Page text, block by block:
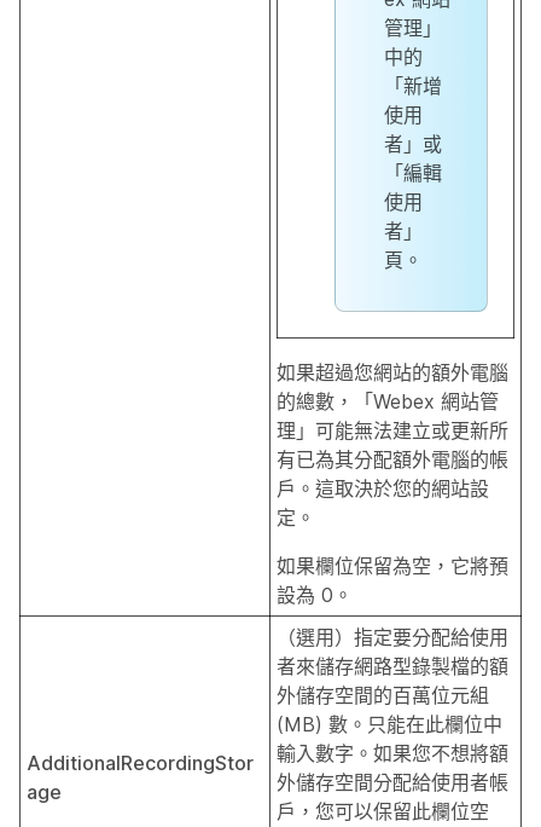
管理」
中的
「新增
使用
者」或
「編輯
使用
者」
頁。
如果超過您網站的額外電腦
的總數，「Webex 網站管
理」可能無法建立或更新所
有已為其分配額外電腦的帳
戶。這取決於您的網站設
定。
如果欄位保留為空，它將預
設為 0。
AdditionalRecordingStor
age
（選用）指定要分配給使用
者來儲存網路型錄製檔的額
外儲存空間的百萬位元組
(MB) 數。只能在此欄位中
輸入數字。如果您不想將額
外儲存空間分配給使用者帳
戶，您可以保留此欄位空